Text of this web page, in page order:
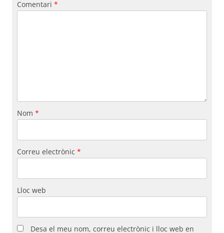
Comentari *
Nom *
Correu electrònic *
Lloc web
Desa el meu nom, correu electrònic i lloc web en